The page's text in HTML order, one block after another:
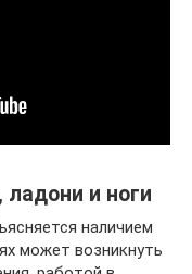
и ноги
наличием
может возникнуть